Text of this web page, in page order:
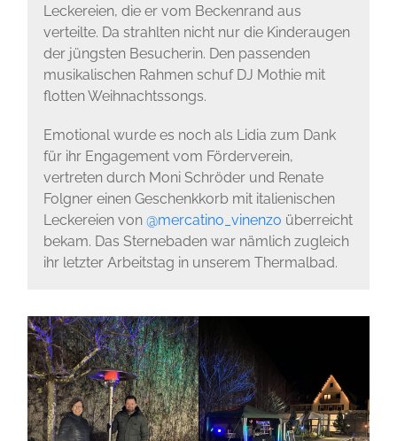
Leckereien, die er vom Beckenrand aus
verteilte. Da strahlten nicht nur die Kinderaugen
der jüngsten Besucherin. Den passenden
musikalischen Rahmen schuf DJ Mothie mit
flotten Weihnachtssongs.
Emotional wurde es noch als Lidia zum Dank
für ihr Engagement vom Förderverein,
vertreten durch Moni Schröder und Renate
Folgner einen Geschenkkorb mit italienischen
Leckereien von @mercatino_vinenzo überreicht
bekam. Das Sternebaden war nämlich zugleich
ihr letzter Arbeitstag in unserem Thermalbad.